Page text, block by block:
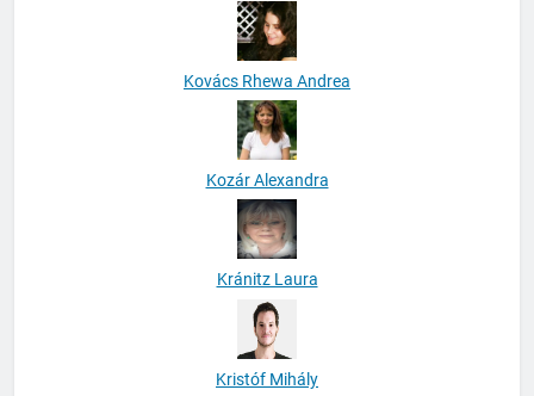
Kovács Rhewa Andrea
Kozár Alexandra
Kránitz Laura
Kristóf Mihály